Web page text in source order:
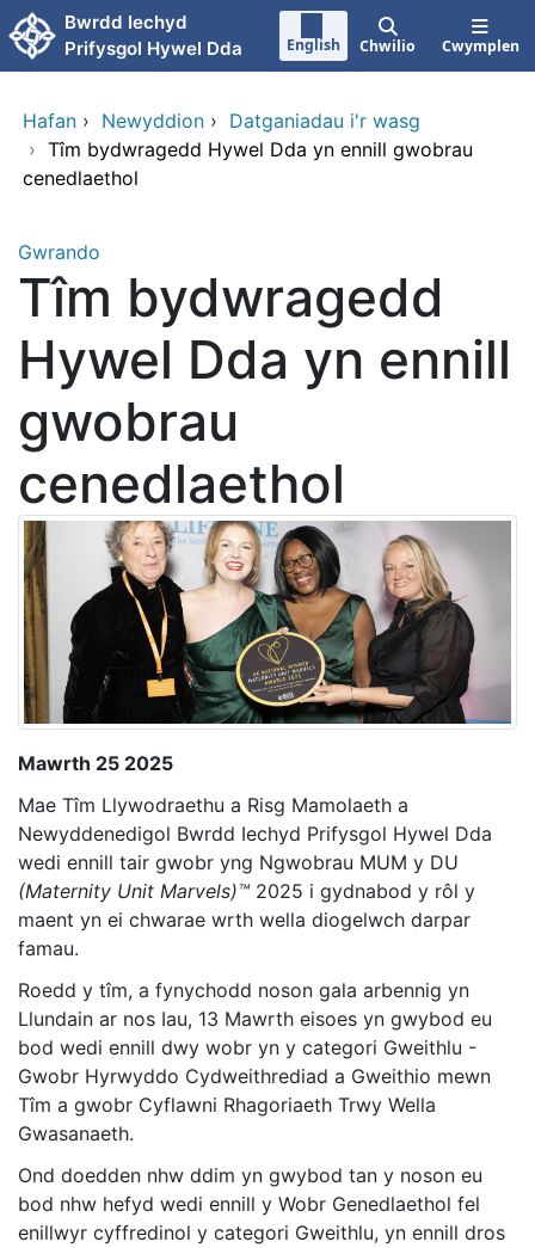
Neidio i'r prif gynnwy
Bwrdd Iechyd
Prifysgol Hywel Dda
English Chwilio Cwymplen
Hafan › Newyddion › Datganiadau i'r wasg
› Tîm bydwragedd Hywel Dda yn ennill gwobrau
cenedlaethol
Gwrando
Tîm bydwragedd
Hywel Dda yn ennill
gwobrau
cenedlaethol
Mawrth 25 2025
Mae Tîm Llywodraethu a Risg Mamolaeth a
Newyddenedigol Bwrdd Iechyd Prifysgol Hywel Dda
wedi ennill tair gwobr yng Ngwobrau MUM y DU
(Maternity Unit Marvels)™ 2025 i gydnabod y rôl y
maent yn ei chwarae wrth wella diogelwch darpar
famau.
Roedd y tîm, a fynychodd noson gala arbennig yn
Llundain ar nos Iau, 13 Mawrth eisoes yn gwybod eu
bod wedi ennill dwy wobr yn y categori Gweithlu -
Gwobr Hyrwyddo Cydweithrediad a Gweithio mewn
Tîm a gwobr Cyflawni Rhagoriaeth Trwy Wella
Gwasanaeth.
Ond doedden nhw ddim yn gwybod tan y noson eu
bod nhw hefyd wedi ennill y Wobr Genedlaethol fel
enillwyr cyffredinol y categori Gweithlu, yn ennill dros